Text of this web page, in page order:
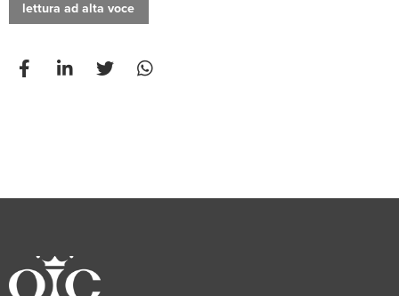
lettura ad alta voce